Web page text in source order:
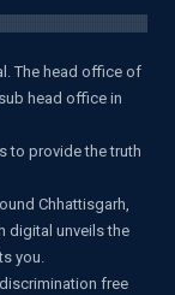
The head office of
head office in
to provide the truth
Chhattisgarh,
digital unveils the
you.
free